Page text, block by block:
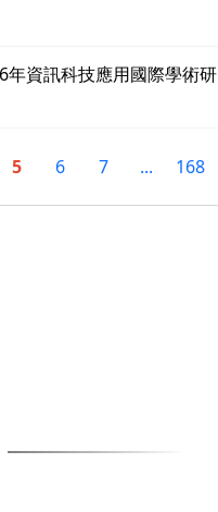
資訊科技應用國際學術研
5 6 7 ... 168